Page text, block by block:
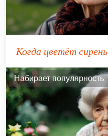
Когда цветёт сирень
Набирает популярность